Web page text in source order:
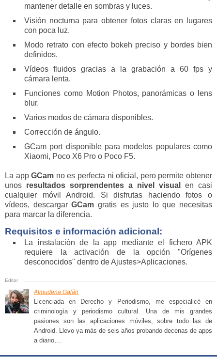
mantener detalle en sombras y luces.
Visión nocturna para obtener fotos claras en lugares
con poca luz.
Modo retrato con efecto bokeh preciso y bordes bien
definidos.
Vídeos fluidos gracias a la grabación a 60 fps y
cámara lenta.
Funciones como Motion Photos, panorámicas o lens
blur.
Varios modos de cámara disponibles.
Corrección de ángulo.
GCam port disponible para modelos populares como
Xiaomi, Poco X6 Pro o Poco F5.
La appGCam no es perfecta ni oficial, pero permite obtener
unos resultados sorprendentes a nivel visual
en casi
cualquier móvil Android. Si disfrutas haciendo fotos o
vídeos, descargarGCam gratis es justo lo que necesitas
para marcar la diferencia.
Requisitos e información adicional:
La instalación de la app mediante el fichero APK
requiere la activación de la opción "Orígenes
desconocidos" dentro de Ajustes>Aplicaciones.
Almudena Galán
Licenciada en Derecho y Periodismo, me especialicé en
criminología y periodismo cultural. Una de mis grandes
pasiones son las aplicaciones móviles, sobre todo las de
Android. Llevo ya más de seis años probando decenas de apps
a diario,...